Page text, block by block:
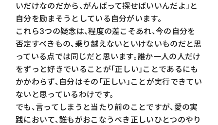
いだけなのだから、がんばって探せばいいんだよ」と
自分を励まそうとしている自分がいます。
これら3つの疑念は、程度の差こそあれ、今の自分を
否定すべきもの、乗り越えないといけないものだと思
っている点では同じだと思います。誰か一人の人だけ
をずっと好きでいることが「正しい」ことであるにも
かかわらず、自分はその「正しい」ことが実行できてい
ないと思っているわけです。
でも、言ってしまうと当たり前のことですが、愛の実
践において、誰もがおこなうべき正しいひとつのやり